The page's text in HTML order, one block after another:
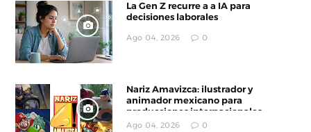
La Gen Z recurre a a IA para
decisiones laborales
Ago 04, 2026 0
Nariz Amavizca: ilustrador y
animador mexicano para
producciones internacionales
Ago 04, 2026 0